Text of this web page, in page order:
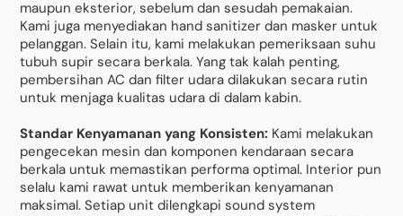
maupun eksterior, sebelum dan sesudah pemakaian.
Kami juga menyediakan hand sanitizer dan masker untuk
pelanggan. Selain itu, kami melakukan pemeriksaan suhu
tubuh supir secara berkala. Yang tak kalah penting,
pembersihan AC dan filter udara dilakukan secara rutin
untuk menjaga kualitas udara di dalam kabin.
Standar Kenyamanan yang Konsisten: Kami melakukan
pengecekan mesin dan komponen kendaraan secara
berkala untuk memastikan performa optimal. Interior pun
selalu kami rawat untuk memberikan kenyamanan
maksimal. Setiap unit dilengkapi sound system